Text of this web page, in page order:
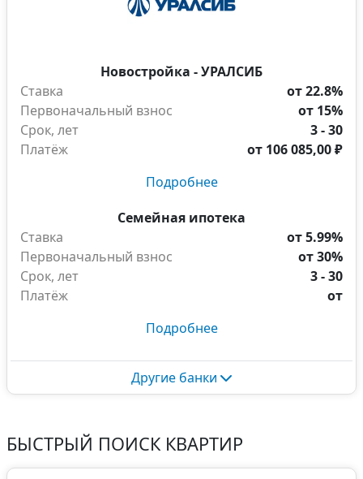
Новостройка - УРАЛСИБ
Ставка
от 22.8%
Первоначальный взнос
от 15%
Срок, лет
3 - 30
Платёж
от 106 085,00 ₽
Подробнее
Семейная ипотека
Ставка
от 5.99%
Первоначальный взнос
от 30%
Срок, лет
3 - 30
Платёж
от
Подробнее
Другие банки
БЫСТРЫЙ ПОИСК КВАРТИР